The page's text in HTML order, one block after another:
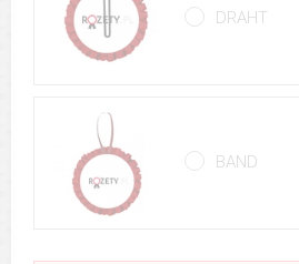
DRAHT
BAND